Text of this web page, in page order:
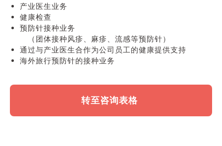
产业医生业务
健康检查
预防针接种业务
（团体接种风疹、麻疹、流感等预防针）
通过与产业医生合作为公司员工的健康提供支持
海外旅行预防针的接种业务
转至咨询表格